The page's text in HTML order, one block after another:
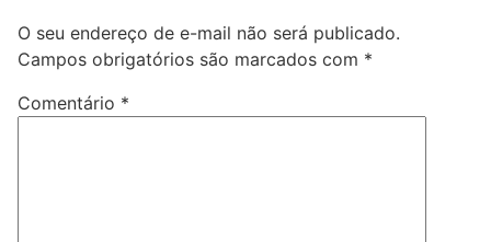
O seu endereço de e-mail não será publicado.
Campos obrigatórios são marcados com *
Comentário *